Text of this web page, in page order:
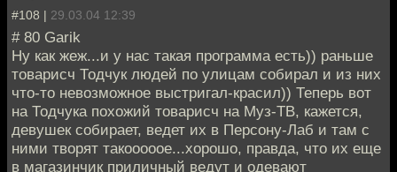
#108 | 29.03.04 12:39
# 80 Garik
Ну как жеж...и у нас такая программа есть)) раньше
товарисч Тодчук людей по улицам собирал и из них
что-то невозможное выстригал-красил)) Теперь вот
на Тодчука похожий товарисч на Муз-ТВ, кажется,
девушек собирает, ведет их в Персону-Лаб и там с
ними творят такооооое...хорошо, правда, что их еще
в магазинчик приличный ведут и одевают